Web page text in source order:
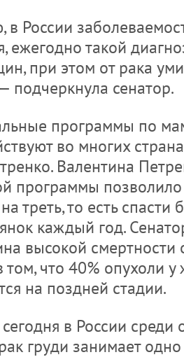
в России
ежегодно такой
при этом от рака
подчеркнула сенатор.
программы по
во многих
Валентина
программы
треть, то есть спасти
каждый год.
высокой смертности
том, что 40% опухоли
на поздней стадии.
в России среди
груди занимает